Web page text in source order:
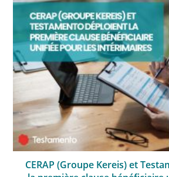
CERAP (Groupe Kereis) et